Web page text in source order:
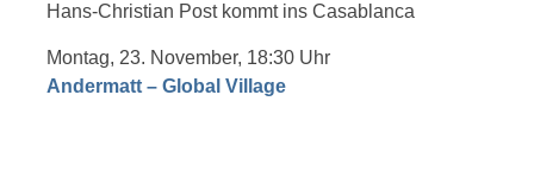
Hans-Christian Post kommt ins Casablanca
Montag, 23. November, 18:30 Uhr
Andermatt – Global Village